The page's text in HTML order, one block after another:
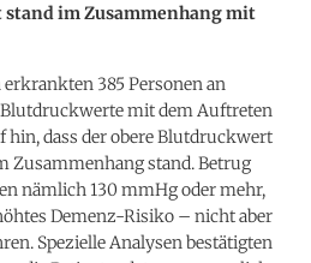
im Zusammenhang mit
385 Personen an
Blutdruckwerte mit dem Auftreten
hin, dass der obere Blutdruckwert
Zusammenhang stand. Betrug
nämlich 130 mmHg oder mehr,
Demenz-Risiko – nicht aber
Spezielle Analysen bestätigten